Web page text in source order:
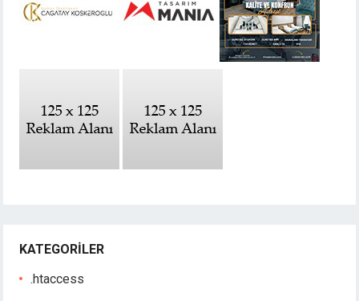
KATEGORILER
.htaccess